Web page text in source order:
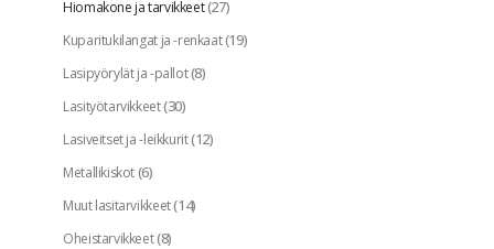
Hiomakone ja tarvikkeet(27)
Kuparitukilangat ja -renkaat(19)
Lasipyörylät ja -pallot(8)
Lasityötarvikkeet(30)
Lasiveitset ja -leikkurit(12)
Metallikiskot(6)
Muut lasitarvikkeet(14)
Oheistarvikkeet(8)